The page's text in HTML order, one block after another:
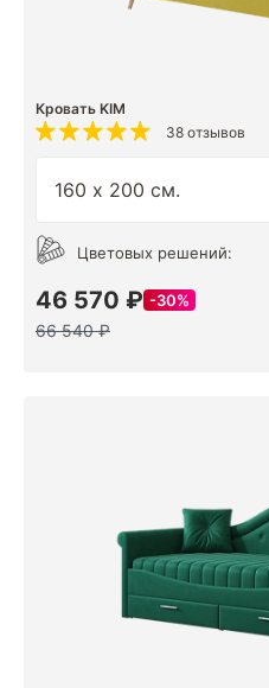
Кровать KIM
38 отзывов
Цветовых решений:
46 570 ₽ 30%
66 540 ₽